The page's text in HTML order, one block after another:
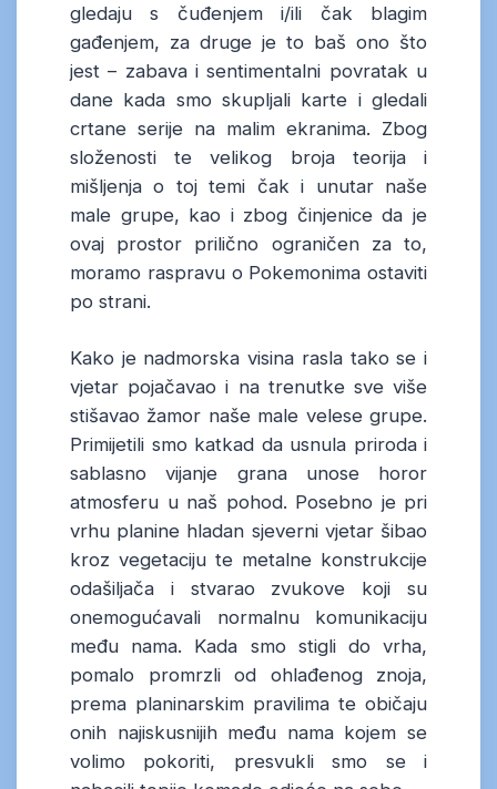
gledaju s čuđenjem i/ili čak blagim
gađenjem, za druge je to baš ono što
jest – zabava i sentimentalni povratak u
dane kada smo skupljali karte i gledali
crtane serije na malim ekranima. Zbog
složenosti te velikog broja teorija i
mišljenja o toj temi čak i unutar naše
male grupe, kao i zbog činjenice da je
ovaj prostor prilično ograničen za to,
moramo raspravu o Pokemonima ostaviti
po strani.
Kako je nadmorska visina rasla tako se i
vjetar pojačavao i na trenutke sve više
stišavao žamor naše male velese grupe.
Primijetili smo katkad da usnula priroda i
sablasno vijanje grana unose horor
atmosferu u naš pohod. Posebno je pri
vrhu planine hladan sjeverni vjetar šibao
kroz vegetaciju te metalne konstrukcije
odašiljača i stvarao zvukove koji su
onemogućavali normalnu komunikaciju
među nama. Kada smo stigli do vrha,
pomalo promrzli od ohlađenog znoja,
prema planinarskim pravilima te običaju
onih najiskusnijih među nama kojem se
volimo pokoriti, presvukli smo se i